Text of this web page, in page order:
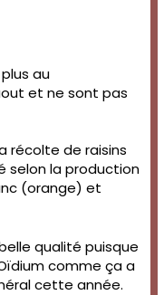
au
et ne sont pas
récolte de raisins
selon la production
(orange) et
qualité puisque
comme ça a
cette année.